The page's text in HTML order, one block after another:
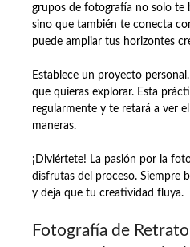
grupos de fotografía no solo te
sino que también te conecta
puede ampliar tus horizontes
Establece un proyecto
que quieras explorar. Esta
regularmente y te retará a ver
maneras.
¡Diviértete! La pasión por la
disfrutas del proceso. Siempre
y deja que tu creatividad fluya.
Fotografía de